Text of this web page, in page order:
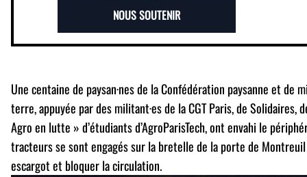
NOUS SOUTENIR
Une centaine de paysan·nes de la Confédération paysanne et de
terre, appuyée par des militant·es de la CGT Paris, de Solidaires,
Agro en lutte » d’étudiants d’AgroParisTech, ont envahi le
tracteurs se sont engagés sur la bretelle de la porte de
escargot et bloquer la circulation.